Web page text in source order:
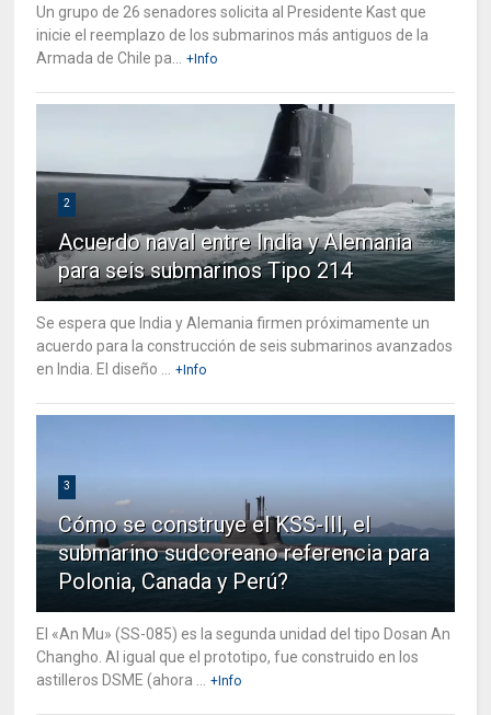
Un grupo de 26 senadores solicita al Presidente Kast que
inicie el reemplazo de los submarinos más antiguos de la
Armada de Chile pa... +Info
2
Acuerdo naval entre India y Alemania
para seis submarinos Tipo 214
Se espera que India y Alemania firmen próximamente un
acuerdo para la construcción de seis submarinos avanzados
en India. El diseño ... +Info
3
Cómo se construye el KSS-III, el
submarino sudcoreano referencia para
Polonia, Canada y Perú?
El «An Mu» (SS-085) es la segunda unidad del tipo Dosan An
Changho. Al igual que el prototipo, fue construido en los
astilleros DSME (ahora ... +Info